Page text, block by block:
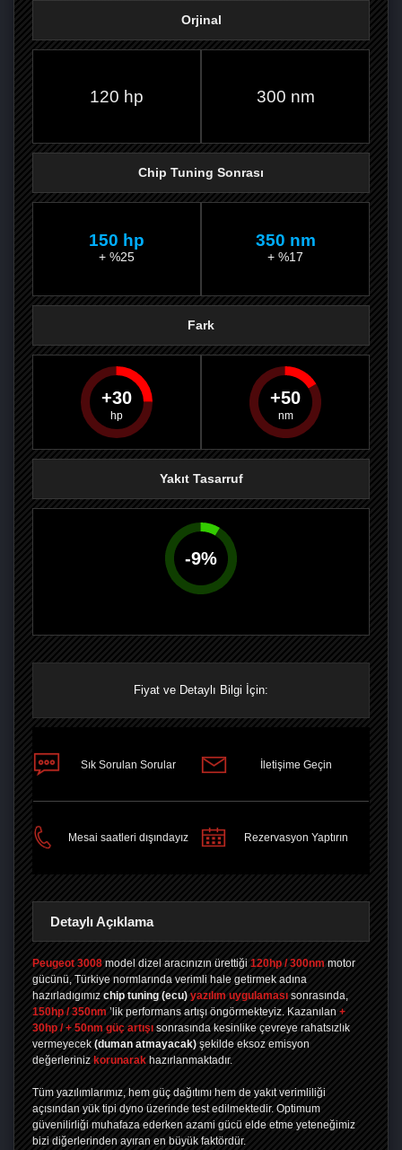
PAYLAŞPAYLAŞPLUS'TA
Orjinal
120 hp 300 nm
Chip Tuning Sonrası
150 hp
+ %25
350 nm
+ %17
Fark
30 50
Yakıt Tasarruf
-9%
Fiyat ve Detaylı Bilgi İçin:
Sık Sorulan Sorular İletişime Geçin
Mesai saatleri dışındayız Rezervasyon Yaptırın
Detaylı Açıklama
Peugeot 3008 model dizel aracınızın ürettiği 120hp / 300nm motor
gücünü, Türkiye normlarında verimli hale getirmek adına
hazırladıgımız chip tuning (ecu) yazılım uygulaması sonrasında,
150hp / 350nm ’lik performans artışı öngörmekteyiz. Kazanılan +
30hp / + 50nm güç artışı sonrasında kesinlike çevreye rahatsızlık
vermeyecek (duman atmayacak) şekilde eksoz emisyon
değerleriniz korunarak hazırlanmaktadır.
Tüm yazılımlarımız, hem güç dağıtımı hem de yakıt verimliliği
açısından yük tipi dyno üzerinde test edilmektedir. Optimum
güvenilirliği muhafaza ederken azami gücü elde etme yeteneğimiz
bizi diğerlerinden ayıran en büyük faktördür.